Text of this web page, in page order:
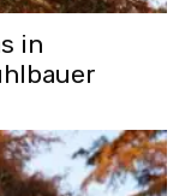
in